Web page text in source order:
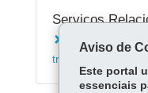
Serviços
Solicitar
transporte escolar
Aviso de
Este portal
essenciais